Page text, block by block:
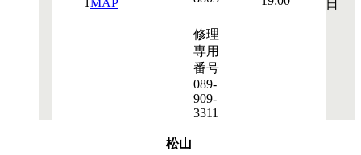
修理
専用
番号
089-
909-
3311
日
松山